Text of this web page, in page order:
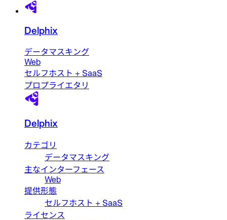
Delphix
データマスキング
Web
セルフホスト + SaaS
プロプライエタリ
Delphix
カテゴリ
データマスキング
主なインターフェース
Web
提供形態
セルフホスト + SaaS
ライセンス